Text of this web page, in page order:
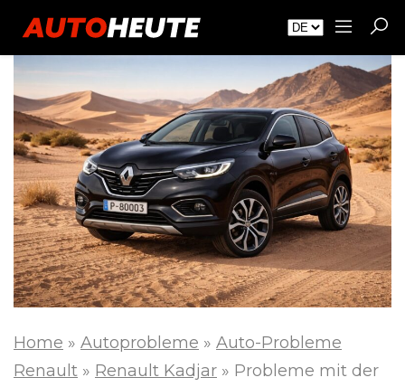
Home » Autoprobleme » Auto-Probleme
Renault » Renault Kadjar » Probleme mit der